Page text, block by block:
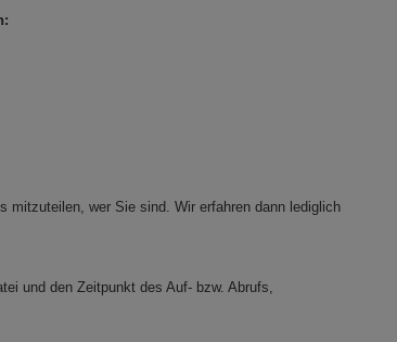
mitzuteilen, wer Sie sind. Wir erfahren dann lediglich
und den Zeitpunkt des Auf- bzw. Abrufs,